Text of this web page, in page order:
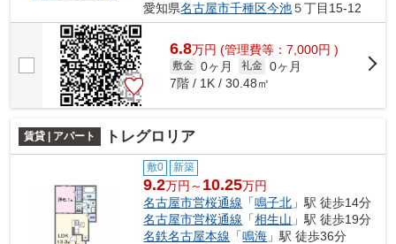
愛知県名古屋市千種区今池５丁目15-12
6.8万円 (管理費等：7,000円 )
敷金 0ヶ月 礼金 0ヶ月
7階 / 1K / 30.48㎡
賃貸 | アパート トレグロリア
敷0 新築
9.2万円～ 10.25万円
名古屋市営桜通線 「鳴子北 」駅 徒歩14分
名古屋市営桜通線 「相生山 」駅 徒歩19分
名鉄名古屋本線 「鳴海 」駅 徒歩36分